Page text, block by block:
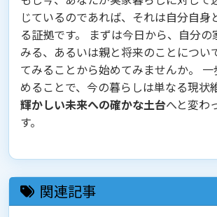
じているのであれば、それは自分自身
る証拠です。 まずは今日から、自分の
みる、あるいは親と将来のことについ
てみることから始めてみませんか。
めることで、今の暮らしは単なる現状
輝かしい未来への確かな土台へと変わ
す。
関連記事